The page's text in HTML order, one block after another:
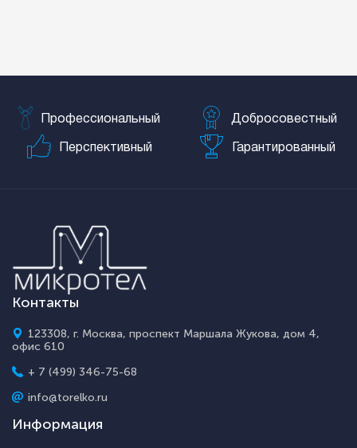
Профессиональный Добросовестный
Перспективный Гарантированный
Контакты
123308, г. Москва, проспект Маршала Жукова, дом 4,
офис 610
+ 7 (499) 346-75-68
info@torelko.ru
Информация